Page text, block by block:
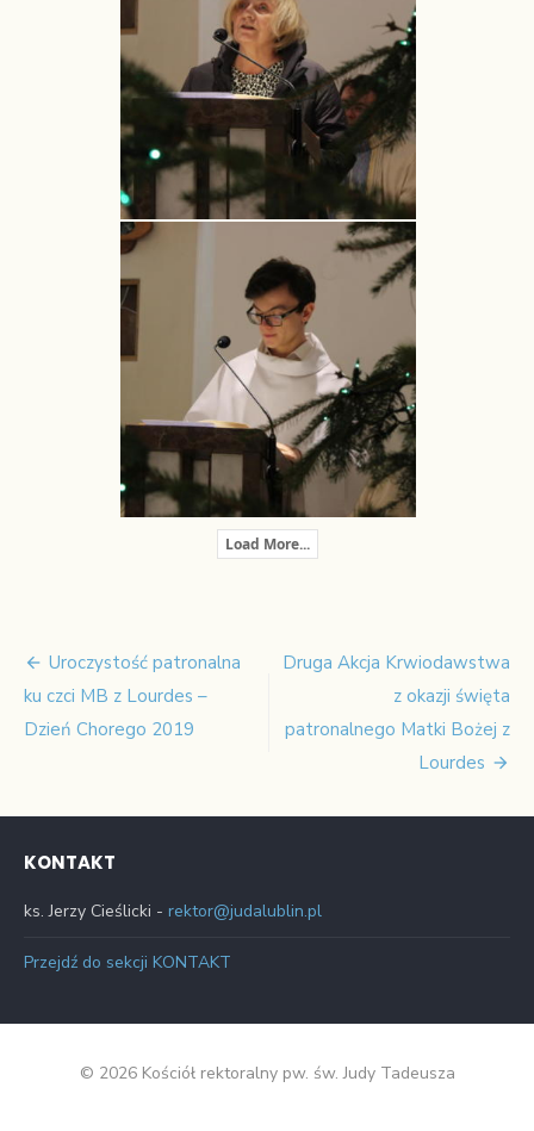
Load More...
Nawigacja
wpisu
Uroczystość patronalna
ku czci MB z Lourdes –
Dzień Chorego 2019
Druga Akcja Krwiodawstwa
z okazji święta
patronalnego Matki Bożej z
Lourdes
KONTAKT
ks. Jerzy Cieślicki - rektor@judalublin.pl
Przejdź do sekcji KONTAKT
© 2026 Kościół rektoralny pw. św. Judy Tadeusza